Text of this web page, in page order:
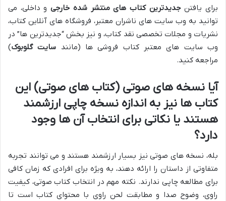
برای یافتنجدیدترین کتاب های منتشر شده خارجیو داخلی، می
توانید به وب سایت های ناشران معتبر، فروشگاه های آنلاین کتاب،
نشریات و مجلات تخصصی نقد کتاب، و نیز بخش “جدیدترین ها” در
وب سایت های معتبر کتاب فروشی ها (مانند سایت گلوبوک)
مراجعه کنید.
آیا نسخه های صوتی (کتاب های صوتی) این
کتاب ها نیز به اندازه نسخه چاپی ارزشمند
هستند یا نکاتی برای انتخاب آن ها وجود
دارد؟
بله، نسخه های صوتی نیز بسیار ارزشمند هستند و می توانند تجربه
متفاوتی از داستان را ارائه دهند، به ویژه برای افرادی که زمان کافی
برای مطالعه چاپی ندارند. نکته مهم در انتخاب کتاب صوتی، کیفیت
راوی، وضوح صدا و مطابقت لحن راوی با محتوای کتاب است تا